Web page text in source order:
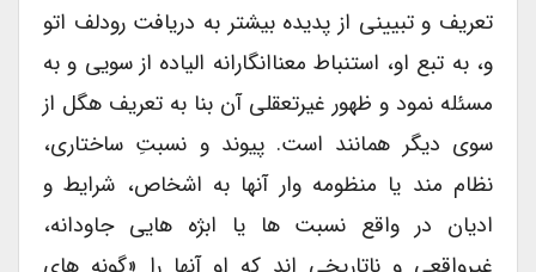
تعریف و تبیینی از پدیده بیشتر به دریافت رودلف اتو
و، به تبع او، استنباط معناانگارانه الیاده از سویی و به
مسئله نمود و ظهور غیرتعقلی آن بنا به تعریف هگل از
سوی دیگر همانند است. پیوند و نسبتِ ساختاری،
نظام مند یا منظومه وار آنها به اشخاص، شرایط و
ادیان در واقع نسبت ها یا ابژه هایی جاودانه،